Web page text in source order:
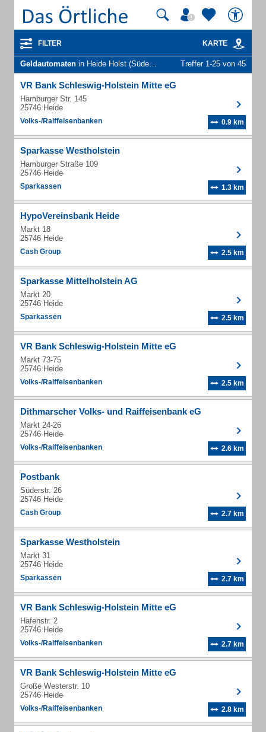
FILTER KARTE
Geldautomaten in Heide Holst (Süderholm) Treffer 1-25 von 45
VR Bank Schleswig-Holstein Mitte eG
Hamburger Str. 145
25746 Heide
Volks-/Raiffeisenbanken 0.9 km
Sparkasse Westholstein
Hamburger Straße 109
25746 Heide
Sparkassen 1.3 km
HypoVereinsbank Heide
Markt 18
25746 Heide
Cash Group 2.5 km
Sparkasse Mittelholstein AG
Markt 20
25746 Heide
Sparkassen 2.5 km
VR Bank Schleswig-Holstein Mitte eG
Markt 73-75
25746 Heide
Volks-/Raiffeisenbanken 2.5 km
Dithmarscher Volks- und Raiffeisenbank eG
Markt 24-26
25746 Heide
Volks-/Raiffeisenbanken 2.6 km
Postbank
Süderstr. 26
25746 Heide
Cash Group 2.7 km
Sparkasse Westholstein
Markt 31
25746 Heide
Sparkassen 2.7 km
VR Bank Schleswig-Holstein Mitte eG
Hafenstr. 2
25746 Heide
Volks-/Raiffeisenbanken 2.7 km
VR Bank Schleswig-Holstein Mitte eG
Große Westerstr. 10
25746 Heide
Volks-/Raiffeisenbanken 2.8 km